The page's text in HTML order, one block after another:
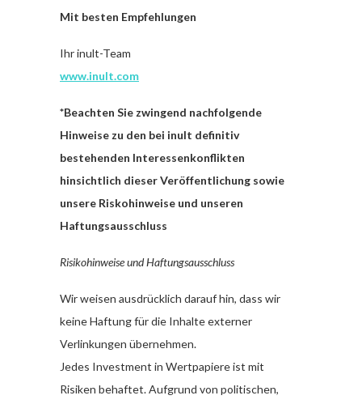
Mit besten Empfehlungen
Ihr inult-Team
www.inult.com
*Beachten Sie zwingend nachfolgende
Hinweise zu den bei inult definitiv
bestehenden Interessenkonflikten
hinsichtlich dieser Veröffentlichung sowie
unsere Riskohinweise und unseren
Haftungsausschluss
Risikohinweise und Haftungsausschluss
Wir weisen ausdrücklich darauf hin, dass wir
keine Haftung für die Inhalte externer
Verlinkungen übernehmen.
Jedes Investment in Wertpapiere ist mit
Risiken behaftet. Aufgrund von politischen,